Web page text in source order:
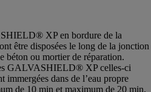
XP en bordure de la
être disposées le long de la jonction
béton ou mortier de réparation.
GALVASHIELD® XP celles-ci
immergées dans de l’eau propre
de 10 min et maximum de 20 min.